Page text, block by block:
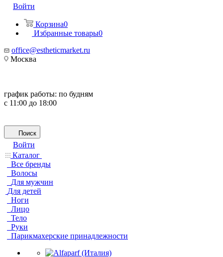
Войти
Корзина0
Избранные товары0
office@estheticmarket.ru
Москва
график работы: по будням
с 11:00 до 18:00
Поиск
Войти
Каталог
Все бренды
Волосы
Для мужчин
Для детей
Ноги
Лицо
Тело
Руки
Парикмахерские принадлежности